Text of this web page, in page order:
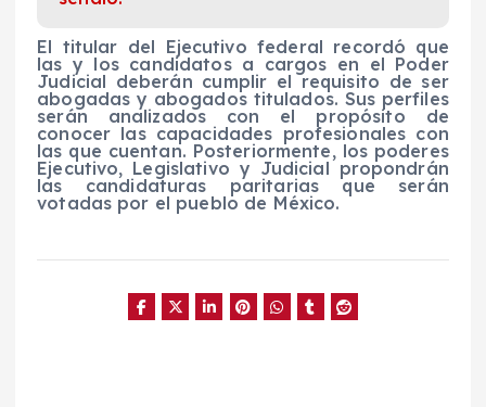
El titular del Ejecutivo federal recordó que
las y los candidatos a cargos en el Poder
Judicial deberán cumplir el requisito de ser
abogadas y abogados titulados. Sus perfiles
serán analizados con el propósito de
conocer las capacidades profesionales con
las que cuentan. Posteriormente, los poderes
Ejecutivo, Legislativo y Judicial propondrán
las candidaturas paritarias que serán
votadas por el pueblo de México.